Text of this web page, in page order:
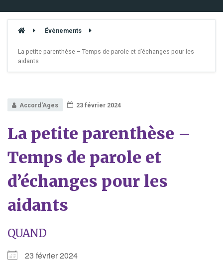
Évènements
La petite parenthèse – Temps de parole et d’échanges pour les
aidants
Accord'Ages 23 février 2024
La petite parenthèse –
Temps de parole et
d’échanges pour les
aidants
QUAND
23 février 2024